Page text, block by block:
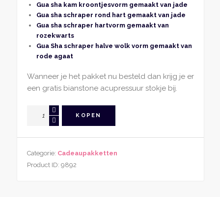
Gua sha kam kroontjesvorm gemaakt van jade
Gua sha schraper rond hart gemaakt van jade
Gua sha schraper hartvorm gemaakt van
rozekwarts
Gua Sha schraper halve wolk vorm gemaakt van
rode agaat
Wanneer je het pakket nu besteld dan krijg je er
een gratis bianstone acupressuur stokje bij.
Edelsteen
aantal
KOPEN
Categorie: Cadeaupakketten
Product ID: 9892